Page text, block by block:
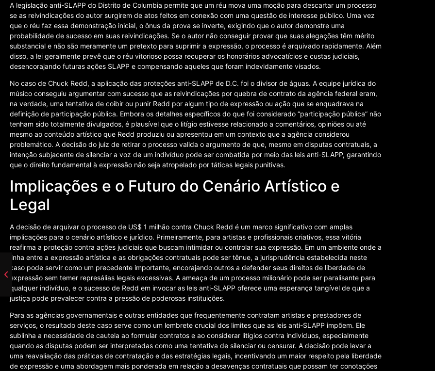
A legislação anti-SLAPP do Distrito de Columbia permite que um réu mova uma moção para descartar um processo
se as reivindicações do autor surgirem de atos feitos em conexão com uma questão de interesse público. Uma vez
que o réu faz essa demonstração inicial, o ônus da prova se inverte, exigindo que o autor demonstre uma
probabilidade de sucesso em suas reivindicações. Se o autor não conseguir provar que suas alegações têm mérito
substancial e não são meramente um pretexto para suprimir a expressão, o processo é arquivado rapidamente. Além
disso, a lei geralmente prevê que o réu vitorioso possa recuperar os honorários advocatícios e custas judiciais,
desencorajando futuras ações SLAPP e compensando aqueles que foram indevidamente visados.
No caso de Chuck Redd, a aplicação das proteções anti-SLAPP de D.C. foi o divisor de águas. A equipe jurídica do
músico conseguiu argumentar com sucesso que as reivindicações por quebra de contrato da agência federal eram,
na verdade, uma tentativa de coibir ou punir Redd por algum tipo de expressão ou ação que se enquadrava na
definição de participação pública. Embora os detalhes específicos do que foi considerado “participação pública” não
tenham sido totalmente divulgados, é plausível que o litígio estivesse relacionado a comentários, opiniões ou até
mesmo ao conteúdo artístico que Redd produziu ou apresentou em um contexto que a agência considerou
problemático. A decisão do juiz de retirar o processo valida o argumento de que, mesmo em disputas contratuais, a
intenção subjacente de silenciar a voz de um indivíduo pode ser combatida por meio das leis anti-SLAPP, garantindo
que o direito fundamental à expressão não seja atropelado por táticas legais punitivas.
Implicações e o Futuro do Cenário Artístico e
Legal
A decisão de arquivar o processo de US$ 1 milhão contra Chuck Redd é um marco significativo com amplas
implicações para o cenário artístico e jurídico. Primeiramente, para artistas e profissionais criativos, essa vitória
reafirma a proteção contra ações judiciais que buscam intimidar ou controlar sua expressão. Em um ambiente onde a
linha entre a expressão artística e as obrigações contratuais pode ser tênue, a jurisprudência estabelecida neste
caso pode servir como um precedente importante, encorajando outros a defender seus direitos de liberdade de
expressão sem temer represálias legais excessivas. A ameaça de um processo milionário pode ser paralisante para
qualquer indivíduo, e o sucesso de Redd em invocar as leis anti-SLAPP oferece uma esperança tangível de que a
justiça pode prevalecer contra a pressão de poderosas instituições.
Para as agências governamentais e outras entidades que frequentemente contratam artistas e prestadores de
serviços, o resultado deste caso serve como um lembrete crucial dos limites que as leis anti-SLAPP impõem. Ele
sublinha a necessidade de cautela ao formular contratos e ao considerar litígios contra indivíduos, especialmente
quando as disputas podem ser interpretadas como uma tentativa de silenciar ou censurar. A decisão pode levar a
uma reavaliação das práticas de contratação e das estratégias legais, incentivando um maior respeito pela liberdade
de expressão e uma abordagem mais ponderada em relação a desavenças contratuais que possam ter conotações